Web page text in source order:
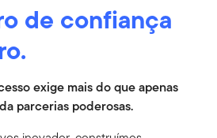
de confiança
exige mais do que apenas
parcerias poderosas.